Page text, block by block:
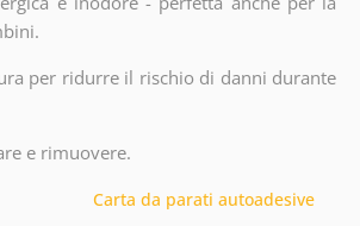
per ridurre il rischio di danni durante
e rimuovere.
Carta da parati autoadesive